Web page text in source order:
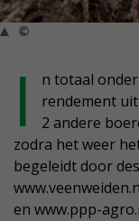
©
I
n totaal
rendement
2 andere
zodra het weer
begeleidt door
en www.ppp-